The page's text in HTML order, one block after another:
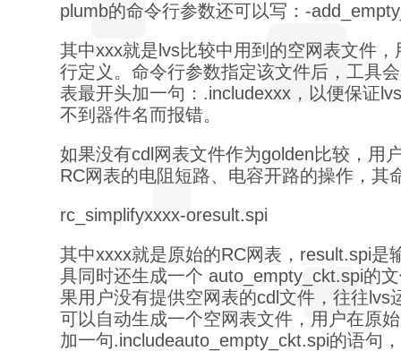
plumb的命令行参数还可以写：-
其中xxx就是lvs比较中用到的空网表文件
行定义。命令行参数指定该文件后，工具
表最开头加一句：.includexxx，以便保证
不到器件名而报错。
如果没有cdl网表文件作为golden比较，用
RC网表的电阻短路、电容开路的操作，其
rc_simplifyxxxx-oresult.spi
其中xxxx就是原始的RC网表，result.spi是
具同时还生成一个 auto_empty_ckt.spi的
果用户没有提供空网表的cdl文件，往往lvs
可以自动生成一个空网表文件，用户在原
加一句.includeauto_empty_ckt.spi的语句